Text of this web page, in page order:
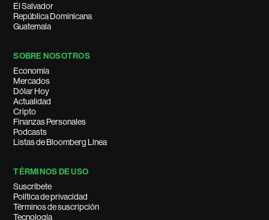
El Salvador
República Dominicana
Guatemala
SOBRE NOSOTROS
Economía
Mercados
Dólar Hoy
Actualidad
Cripto
Finanzas Personales
Podcasts
Listas de Bloomberg Línea
TÉRMINOS DE USO
Suscríbete
Política de privacidad
Términos de suscripción
Tecnología